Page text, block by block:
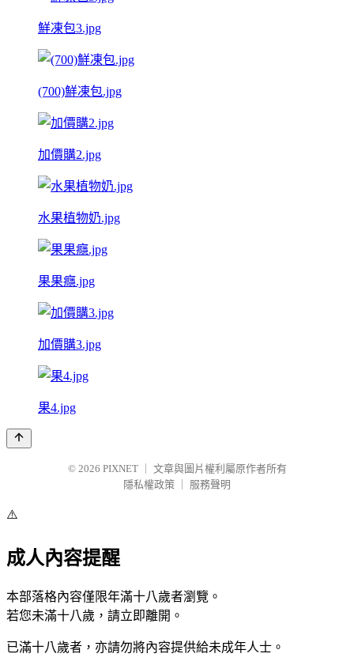
鮮凍包3.jpg
(700)鮮凍包.jpg
加價購2.jpg
水果植物奶.jpg
果果癮.jpg
加價購3.jpg
果4.jpg
© 2026 PIXNET
文章與圖片權利屬原作者所有
隱私權政策
服務聲明
⚠️
成人內容提醒
本部落格內容僅限年滿十八歲者瀏覽。
若您未滿十八歲，請立即離開。
已滿十八歲者，亦請勿將內容提供給未成年人士。